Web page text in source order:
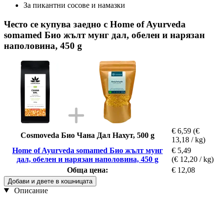
За пикантни сосове и намазки
Често се купува заедно с Home of Ayurveda
somamed Био жълт мунг дал, обелен и нарязан
наполовина, 450 g
Cosmoveda Био Чана Дал Нахут, 500 g
€ 6,59 (€
13,18 / kg)
Home of Ayurveda somamed Био жълт мунг
дал, обелен и нарязан наполовина, 450 g
€ 5,49
(€ 12,20 / kg)
Обща цена:
€ 12,08
Добави и двете в кошницата
Описание